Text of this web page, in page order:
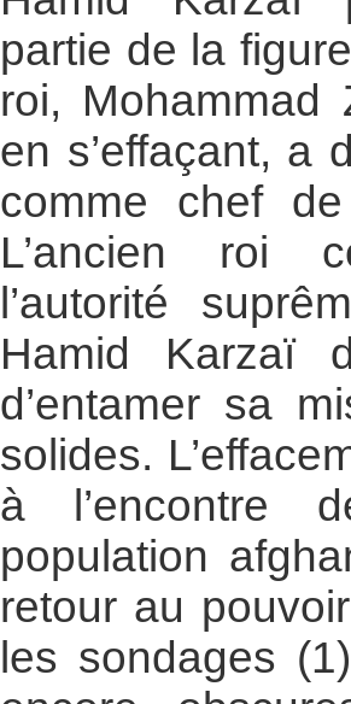
partie de la
roi, Mohammad
en s’effaçant, a
comme chef de
L’ancien roi
l’autorité
Hamid Karzaï
d’entamer sa
solides.
à l’encontre
population
retour au
les sondages